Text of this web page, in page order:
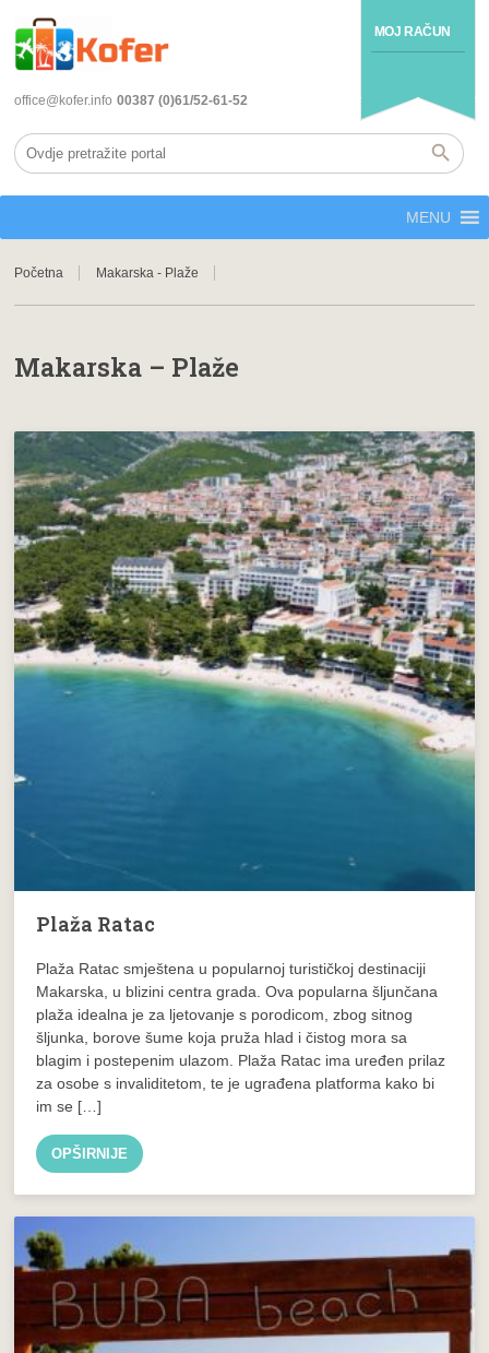
MOJ RAČUN
office@kofer.info 00387 (0)61/52-61-52
MENU
Početna Makarska - Plaže
Makarska – Plaže
Plaža Ratac
Plaža Ratac smještena u popularnoj turističkoj destinaciji
Makarska, u blizini centra grada. Ova popularna šljunčana
plaža idealna je za ljetovanje s porodicom, zbog sitnog
šljunka, borove šume koja pruža hlad i čistog mora sa
blagim i postepenim ulazom. Plaža Ratac ima uređen prilaz
za osobe s invaliditetom, te je ugrađena platforma kako bi
im se […]
OPŠIRNIJE